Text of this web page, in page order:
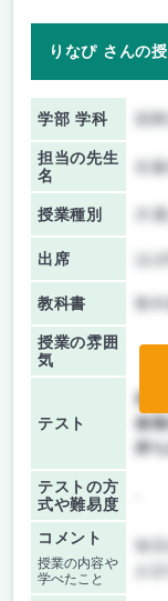
りなぴ さんの
学部 学科
担当の先生
名
佐
授業種別 共
出席 ほ
教科書 教
授業の雰囲
気
テスト
前
後
持
テストの方
式や難易度
コメント
授業の内容や
学べたこと
毎